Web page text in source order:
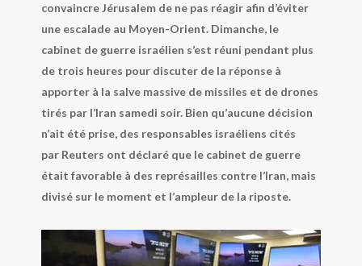
convaincre Jérusalem de ne pas réagir afin d’éviter
une escalade au Moyen-Orient. Dimanche, le
cabinet de guerre israélien s’est réuni pendant plus
de trois heures pour discuter de la réponse à
apporter à la salve massive de missiles et de drones
tirés par l’Iran samedi soir. Bien qu’aucune décision
n’ait été prise, des responsables israéliens cités
par Reuters ont déclaré que le cabinet de guerre
était favorable à des représailles contre l’Iran, mais
divisé sur le moment et l’ampleur de la riposte.